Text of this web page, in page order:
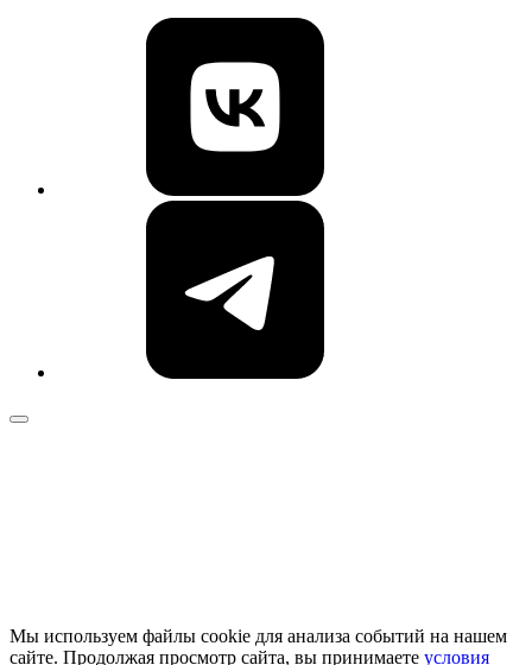
Мы используем файлы cookie для анализа событий на нашем
сайте. Продолжая просмотр сайта, вы принимаете условия